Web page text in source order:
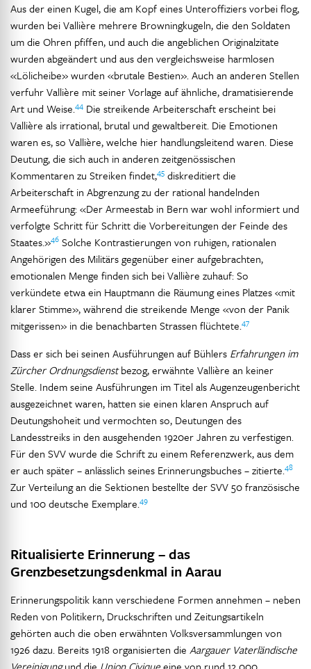
Aus der einen Kugel, die am Kopf eines Unteroffiziers vorbei flog,
wurden bei Vallière mehrere Browningkugeln, die den Soldaten
um die Ohren pfiffen, und auch die angeblichen Originalzitate
wurden abgeändert und aus den vergleichsweise harmlosen
«Lölicheibe» wurden «brutale Bestien». Auch an anderen Stellen
verfuhr Vallière mit seiner Vorlage auf ähnliche, dramatisierende
Art und Weise.44 Die streikende Arbeiterschaft erscheint bei
Vallière als irrational, brutal und gewaltbereit. Die Emotionen
waren es, so Vallière, welche hier handlungsleitend waren. Diese
Deutung, die sich auch in anderen zeitgenössischen
Kommentaren zu Streiken findet,45 diskreditiert die
Arbeiterschaft in Abgrenzung zu der rational handelnden
Armeeführung: «Der Armeestab in Bern war wohl informiert und
verfolgte Schritt für Schritt die Vorbereitungen der Feinde des
Staates.»46 Solche Kontrastierungen von ruhigen, rationalen
Angehörigen des Militärs gegenüber einer aufgebrachten,
emotionalen Menge finden sich bei Vallière zuhauf: So
verkündete etwa ein Hauptmann die Räumung eines Platzes «mit
klarer Stimme», während die streikende Menge «von der Panik
mitgerissen» in die benachbarten Strassen flüchtete.47
Dass er sich bei seinen Ausführungen auf Bühlers Erfahrungen im
Zürcher Ordnungsdienstbezog, erwähnte Vallière an keiner
Stelle. Indem seine Ausführungen im Titel als Augenzeugenbericht
ausgezeichnet waren, hatten sie einen klaren Anspruch auf
Deutungshoheit und vermochten so, Deutungen des
Landesstreiks in den ausgehenden 1920er Jahren zu verfestigen.
Für den SVV wurde die Schrift zu einem Referenzwerk, aus dem
er auch später – anlässlich seines Erinnerungsbuches – zitierte.48
Zur Verteilung an die Sektionen bestellte der SVV 50 französische
und 100 deutsche Exemplare.49
Ritualisierte Erinnerung – das
Grenzbesetzungsdenkmal in Aarau
Erinnerungspolitik kann verschiedene Formen annehmen – neben
Reden von Politikern, Druckschriften und Zeitungsartikeln
gehörten auch die oben erwähnten Volksversammlungen von
1926 dazu. Bereits 1918 organisierten die Aargauer Vaterländische